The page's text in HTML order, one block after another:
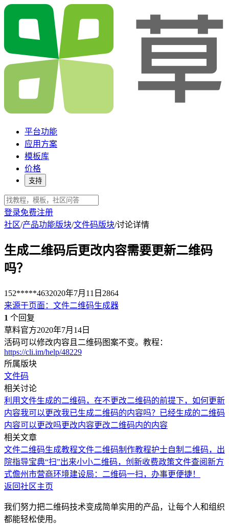
平台功能
应用方案
模板库
价格
支持
登录免费注册
社区/产品功能版块/文件码版块/讨论详情
生成二维码后更改内容需要更新二维码
吗？
152*****4632020年7月11日 2864
来源于页面 ： 文件二维码生成器
1 个回复
草料官方2020年7月14日
活码可以修改内容且二维码图案不变。教程：
https://cli.im/help/48229
所属版块
文件码
相关讨论
利用文件生成的二维码，在不更改二维码的前提下，如何更新
内容我可以更改我已生成二维码的内容吗？ 已经生成的二维码
内容可以更改吗更改内容更改二维码内的内容
相关文章
文件二维码生成教程文件二维码制作教程护士自制二维码，出
院指导宝典“扫”出来小小二维码，创新收费政策文件查阅新方
式儋州市营商环境建设局：二维码一扫，办事更便捷！
返回社区主页
我们努力把二维码技术变成简单实用的产品，让每个人和组织
都能轻松使用。